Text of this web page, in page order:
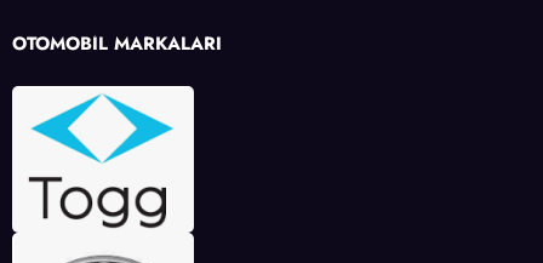
OTOMOBİL MARKALARI